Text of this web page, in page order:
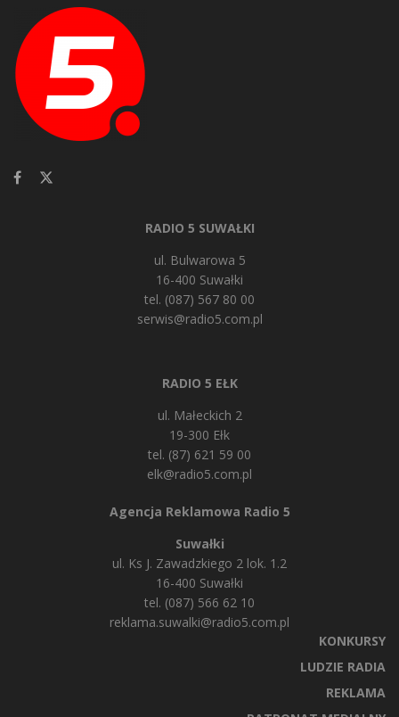
RADIO 5 SUWAŁKI
ul. Bulwarowa 5
16-400 Suwałki
tel. (087) 567 80 00
serwis@radio5.com.pl
RADIO 5 EŁK
ul. Małeckich 2
19-300 Ełk
tel. (87) 621 59 00
elk@radio5.com.pl
Agencja Reklamowa Radio 5
Suwałki
ul. Ks J. Zawadzkiego 2 lok. 1.2
16-400 Suwałki
tel. (087) 566 62 10
reklama.suwalki@radio5.com.pl
KONKURSY
LUDZIE RADIA
REKLAMA